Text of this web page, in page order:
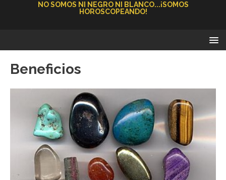
NO SOMOS NI NEGRO NI BLANCO...¡SOMOS
HOROSCOPEANDO!
Beneficios